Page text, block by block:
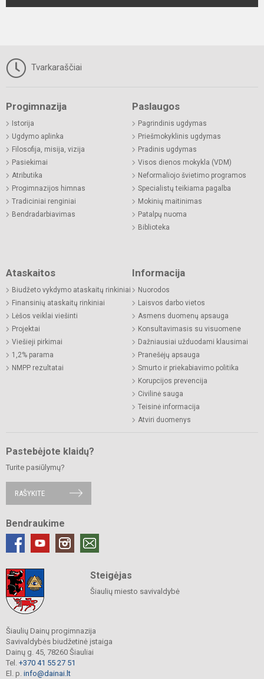
Tvarkaraščiai
Progimnazija
Istorija
Ugdymo aplinka
Filosofija, misija, vizija
Pasiekimai
Atributika
Progimnazijos himnas
Tradiciniai renginiai
Bendradarbiavimas
Paslaugos
Pagrindinis ugdymas
Priešmokyklinis ugdymas
Pradinis ugdymas
Visos dienos mokykla (VDM)
Neformaliojo švietimo programos
Specialistų teikiama pagalba
Mokinių maitinimas
Patalpų nuoma
Biblioteka
Ataskaitos
Biudžeto vykdymo ataskaitų rinkiniai
Finansinių ataskaitų rinkiniai
Lėšos veiklai viešinti
Projektai
Viešieji pirkimai
1,2% parama
NMPP rezultatai
Informacija
Nuorodos
Laisvos darbo vietos
Asmens duomenų apsauga
Konsultavimasis su visuomene
Dažniausiai užduodami klausimai
Pranešėjų apsauga
Smurto ir priekabiavimo politika
Korupcijos prevencija
Civilinė sauga
Teisinė informacija
Atviri duomenys
Pastebėjote klaidų?
Turite pasiūlymų?
RAŠYKITE
Bendraukime
Steigėjas
Šiaulių miesto savivaldybė
Šiaulių Dainų progimnazija
Savivaldybės biudžetinė įstaiga
Dainų g. 45, 78260 Šiauliai
Tel. +370 41 55 27 51
El. p. info@dainai.lt